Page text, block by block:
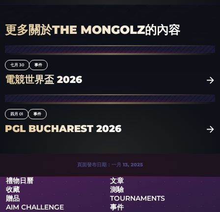
更多關於THE MONGOLZ的內容
七月 30 事件
電競世界盃 2026
四月 01 事件
PGL BUCHAREST 2026
頁面發布日期：一月 13, 2025
禮物日曆
文章
收藏
測驗
贈品
TOURNAMENTS
AIM CHALLENGE
事件